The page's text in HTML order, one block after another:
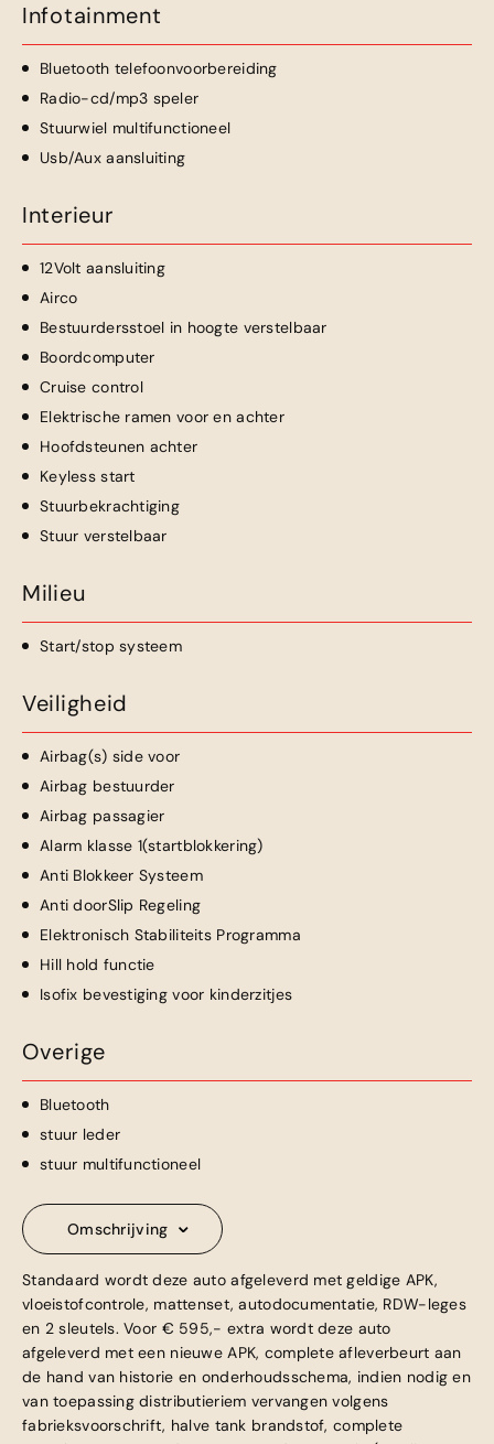
Infotainment
Bluetooth telefoonvoorbereiding
Radio-cd/mp3 speler
Stuurwiel multifunctioneel
Usb/Aux aansluiting
Interieur
12Volt aansluiting
Airco
Bestuurdersstoel in hoogte verstelbaar
Boordcomputer
Cruise control
Elektrische ramen voor en achter
Hoofdsteunen achter
Keyless start
Stuurbekrachtiging
Stuur verstelbaar
Milieu
Start/stop systeem
Veiligheid
Airbag(s) side voor
Airbag bestuurder
Airbag passagier
Alarm klasse 1(startblokkering)
Anti Blokkeer Systeem
Anti doorSlip Regeling
Elektronisch Stabiliteits Programma
Hill hold functie
Isofix bevestiging voor kinderzitjes
Overige
Bluetooth
stuur leder
stuur multifunctioneel
Omschrijving
Standaard wordt deze auto afgeleverd met geldige APK,
vloeistofcontrole, mattenset, autodocumentatie, RDW-leges
en 2 sleutels. Voor € 595,- extra wordt deze auto
afgeleverd met een nieuwe APK, complete afleverbeurt aan
de hand van historie en onderhoudsschema, indien nodig en
van toepassing distributieriem vervangen volgens
fabrieksvoorschrift, halve tank brandstof, complete